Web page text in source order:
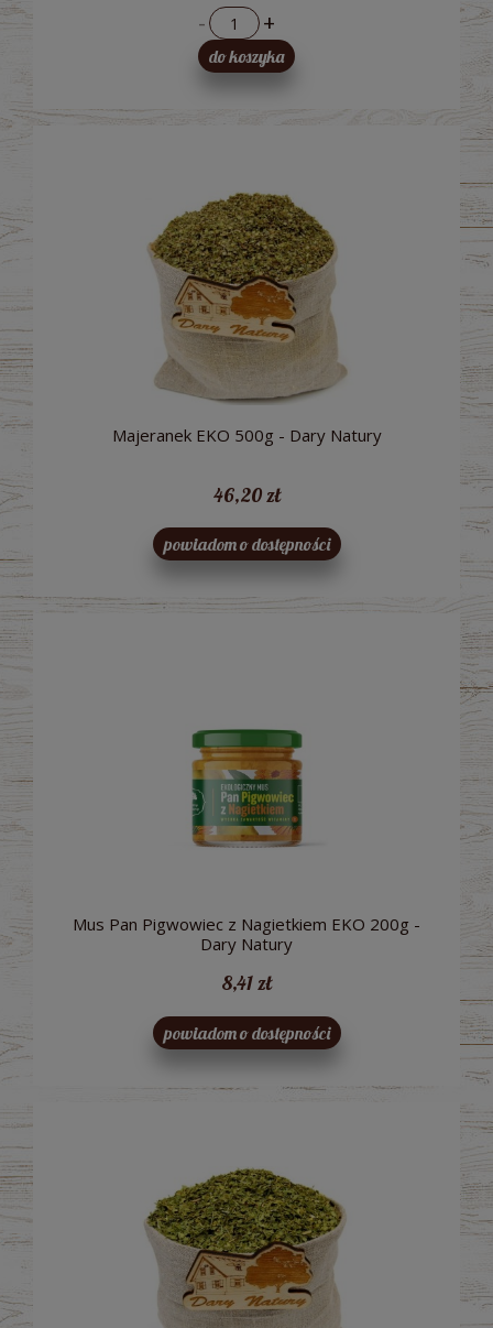
- +
do koszyka
Majeranek EKO 500g - Dary Natury
46,20 zł
powiadom o dostępności
Mus Pan Pigwowiec z Nagietkiem EKO 200g -
Dary Natury
8,41 zł
powiadom o dostępności